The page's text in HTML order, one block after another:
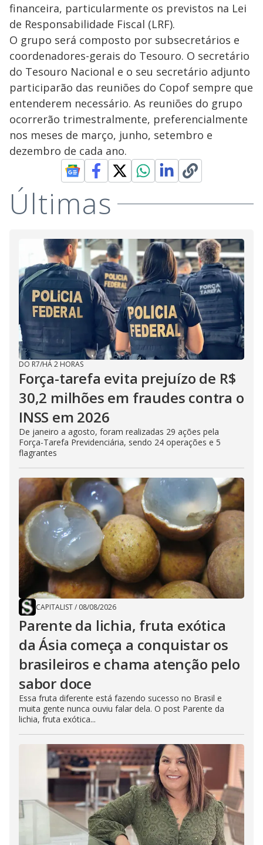
financeira, particularmente os previstos na Lei
de Responsabilidade Fiscal (LRF).
O grupo será composto por subsecretários e
coordenadores-gerais do Tesouro. O secretário
do Tesouro Nacional e o seu secretário adjunto
participarão das reuniões do Copof sempre que
entenderem necessário. As reuniões do grupo
ocorrerão trimestralmente, preferencialmente
nos meses de março, junho, setembro e
dezembro de cada ano.
Últimas
DO R7/HÁ 2 HORAS
Força-tarefa evita prejuízo de R$
30,2 milhões em fraudes contra o
INSS em 2026
De janeiro a agosto, foram realizadas 29 ações pela
Força-Tarefa Previdenciária, sendo 24 operações e 5
flagrantes
CAPITALIST/ 08/08/2026
Parente da lichia, fruta exótica
da Ásia começa a conquistar os
brasileiros e chama atenção pelo
sabor doce
Essa fruta diferente está fazendo sucesso no Brasil e
muita gente nunca ouviu falar dela. O post Parente da
lichia, fruta exótica...